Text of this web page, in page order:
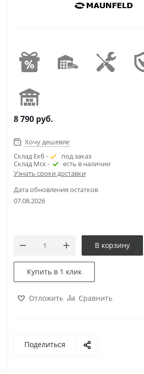
8 790 руб.
Хочу дешевле
Склад Екб -
под заказ
Склад Мск -
есть в наличии
Узнать сроки доставки
Дата обновления остатков
07.08.2026
В корзину
Купить в 1 клик
Отложить Сравнить
Поделиться